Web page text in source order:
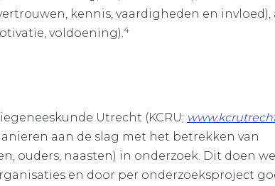
kennis, vaardigheden en invloed),
voldoening). 4
Utrecht (KCRU;
aan de slag met het betrekken van
ouders, naasten) in onderzoek. Dit doen
en door per onderzoeksproject